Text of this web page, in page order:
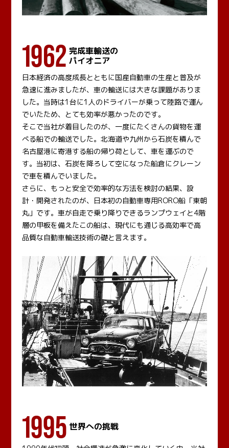
1962 完成車輸送の
パイオニア
日本経済の高度成長とともに国産自動車の生産と普及が
急速に進みましたが、車の輸送には大きな課題がありま
した。当時は1台に1人のドライバーが乗って陸路で運ん
でいたため、とても効率が悪かったのです。
そこで当社が着目したのが、一度にたくさんの貨物を運
べる船での輸送でした。北海道や九州から石炭を積んで
名古屋港に寄港する船の帰り荷として、車を運ぶので
す。当初は、石炭を降ろして空になった船倉にクレーン
で車を積んでいました。
さらに、もっと安全で効率的な方法を検討の結果、設
計・開発されたのが、日本初の自動車専用RORO船「東朝
丸」です。車が自走で乗り降りできるランプウェイと4階
層の甲板を備えたこの船は、現代にも通じる高効率で高
品質な自動車輸送技術の礎と言えます。
1995 世界への挑戦